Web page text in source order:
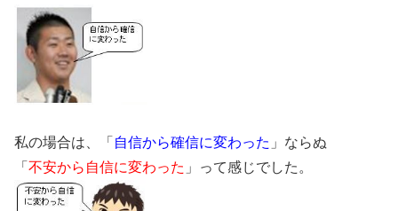
私の場合は、「 自信から確信に変わった 」ならぬ
「 不安から自信に変わった 」って感じでした。